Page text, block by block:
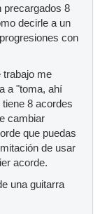
precargados 8
decirle a un
con
trabajo me
a "toma, ahí
8 acordes
cambiar
que puedas
de usar
acorde.
una guitarra